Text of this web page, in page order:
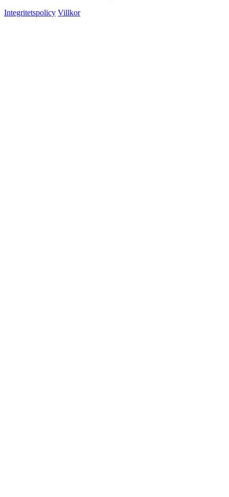
Integritetspolicy Villkor